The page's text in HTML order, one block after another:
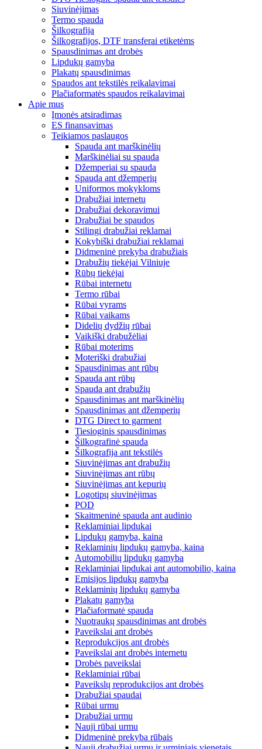
Siuvinėjimas
Termo spauda
Šilkografija
Šilkografijos, DTF transferai etiketėms
Spausdinimas ant drobės
Lipdukų gamyba
Plakatų spausdinimas
Spaudos ant tekstilės reikalavimai
Plačiaformatės spaudos reikalavimai
Apie mus
Įmonės atsiradimas
ES finansavimas
Teikiamos paslaugos
Spauda ant marškinėlių
Marškinėliai su spauda
Džemperiai su spauda
Spauda ant džemperių
Uniformos mokykloms
Drabužiai internetu
Drabužiai dekoravimui
Drabužiai be spaudos
Stilingi drabužiai reklamai
Kokybiški drabužiai reklamai
Didmeninė prekyba drabužiais
Drabužių tiekėjai Vilniuje
Rūbų tiekėjai
Rūbai internetu
Termo rūbai
Rūbai vyrams
Rūbai vaikams
Didelių dydžių rūbai
Vaikiški drabužėliai
Rūbai moterims
Moteriški drabužiai
Spausdinimas ant rūbų
Spauda ant rūbų
Spauda ant drabužių
Spausdinimas ant marškinėlių
Spausdinimas ant džemperių
DTG Direct to garment
Tiesioginis spausdinimas
Šilkografinė spauda
Šilkografija ant tekstilės
Siuvinėjimas ant drabužių
Siuvinėjimas ant rūbų
Siuvinėjimas ant kepurių
Logotipų siuvinėjimas
POD
Skaitmeninė spauda ant audinio
Reklaminiai lipdukai
Lipdukų gamyba, kaina
Reklaminių lipdukų gamyba, kaina
Automobilių lipdukų gamyba
Reklaminiai lipdukai ant automobilio, kaina
Emisijos lipdukų gamyba
Reklaminių lipdukų gamyba
Plakatų gamyba
Plačiaformatė spauda
Nuotraukų spausdinimas ant drobės
Paveikslai ant drobės
Reprodukcijos ant drobės
Paveikslai ant drobės internetu
Drobės paveikslai
Reklaminiai rūbai
Paveikslų reprodukcijos ant drobės
Drabužiai spaudai
Rūbai urmu
Drabužiai urmu
Nauji rūbai urmu
Didmeninė prekyba rūbais